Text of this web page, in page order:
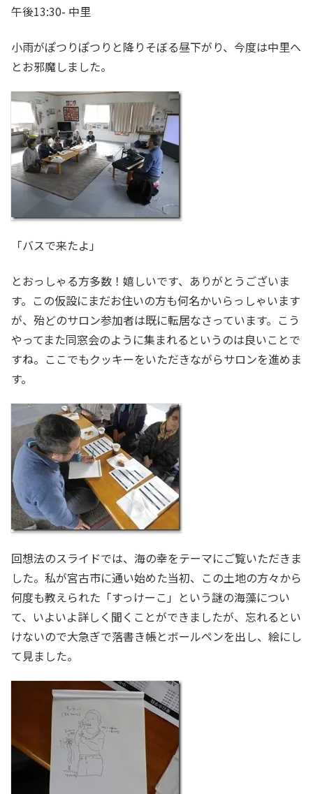
午後13:30- 中里
小雨がぽつりぽつりと降りそぼる昼下がり、今度は中里へ
とお邪魔しました。
「バスで来たよ」
とおっしゃる方多数！嬉しいです、ありがとうございま
す。この仮設にまだお住いの方も何名かいらっしゃいます
が、殆どのサロン参加者は既に転居なさっています。こう
やってまた同窓会のように集まれるというのは良いことで
すね。ここでもクッキーをいただきながらサロンを進めま
す。
回想法のスライドでは、海の幸をテーマにご覧いただきま
した。私が宮古市に通い始めた当初、この土地の方々から
何度も教えられた「すっけーこ」という謎の海藻につい
て、いよいよ詳しく聞くことができましたが、忘れるとい
けないので大急ぎで落書き帳とボールペンを出し、絵にし
て見ました。